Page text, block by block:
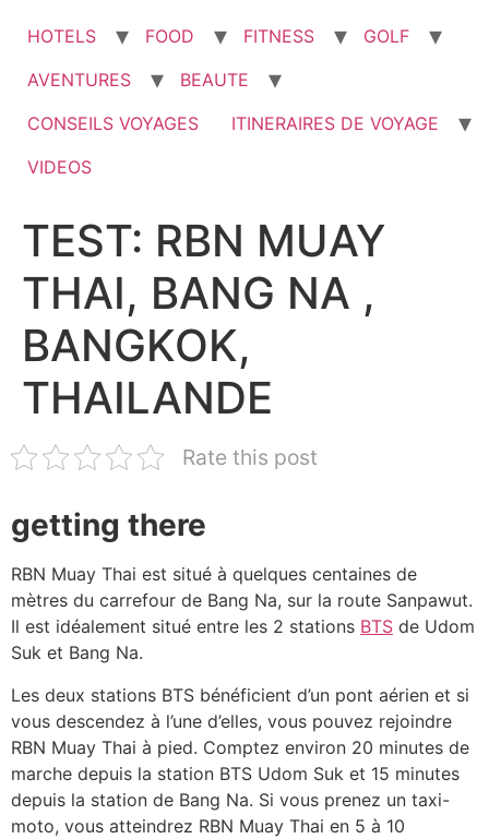
HOTELS FOOD FITNESS
GOLF
AVENTURES
BEAUTE
CONSEILS VOYAGES
ITINERAIRES DE VOYAGE
VIDEOS
TEST: RBN MUAY
THAI, BANG NA ,
BANGKOK,
THAILANDE
Rate this post
getting there
RBN Muay Thai est situé à quelques centaines de
mètres du carrefour de Bang Na, sur la route Sanpawut.
Il est idéalement situé entre les 2 stations BTS de Udom
Suk et Bang Na.
Les deux stations BTS bénéficient d’un pont aérien et si
vous descendez à l’une d’elles, vous pouvez rejoindre
RBN Muay Thai à pied. Comptez environ 20 minutes de
marche depuis la station BTS Udom Suk et 15 minutes
depuis la station de Bang Na. Si vous prenez un taxi-
moto, vous atteindrez RBN Muay Thai en 5 à 10